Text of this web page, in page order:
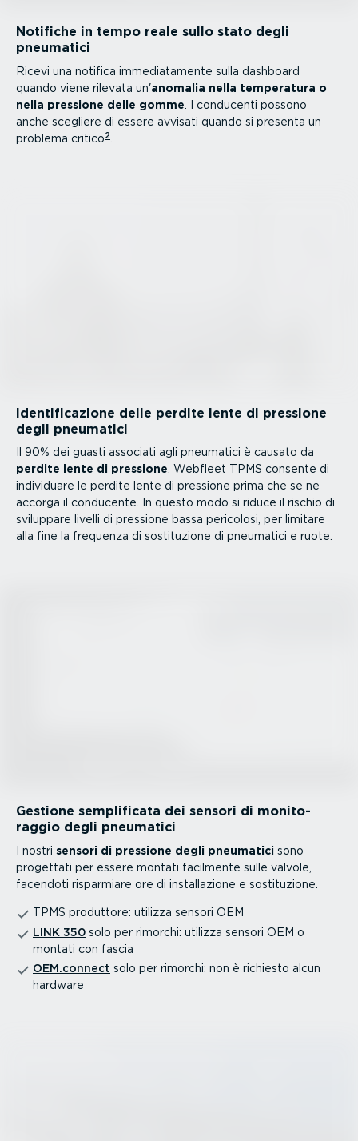
Notifiche in tempo reale sullo stato degli
pneumatici
Ricevi una notifica immedia­ta­mente sulla dashboard
quando viene rilevata un'anomalia nella temperatura o
nella pressione delle gomme . I conducenti possono
anche scegliere di essere avvisati quando si presenta un
problema critico2
Identi­fi­ca­zione delle perdite lente di pressione
degli pneumatici
Il 90% dei guasti associati agli pneumatici è causato da
perdite lente di pressione. Webfleet TPMS consente di
individuare le perdite lente di pressione prima che se ne
accorga il conducente. In questo modo si riduce il rischio di
sviluppare livelli di pressione bassa pericolosi, per limitare
alla fine la frequenza di sosti­tu­zione di pneumatici e ruote.
Gestione sempli­ficata dei sensori di monito­
raggio degli pneumatici
I nostri sensori di pressione degli pneumatici sono
progettati per essere montati facilmente sulle valvole,
facendoti risparmiare ore di instal­la­zione e sosti­tu­zione.
TPMS produttore: utilizza sensori OEM
LINK 350 solo per rimorchi: utilizza sensori OEM o
montati con fascia
OEM.connect solo per rimorchi: non è richiesto alcun
hardware